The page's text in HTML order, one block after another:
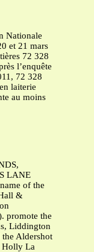
Nationale
et 21 mars
72 328
l’enquête
72 328
laiterie
au moins
LANE
of the
&
promote the
Liddington
Aldershot
Holly La